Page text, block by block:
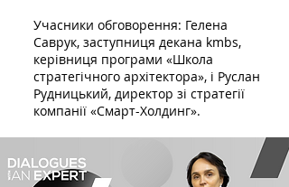
Учасники обговорення: Гелена
Саврук, заступниця декана kmbs,
керівниця програми «Школа
стратегічного архітектора», і Руслан
Рудницький, директор зі стратегії
компанії «Смарт-Холдинг».